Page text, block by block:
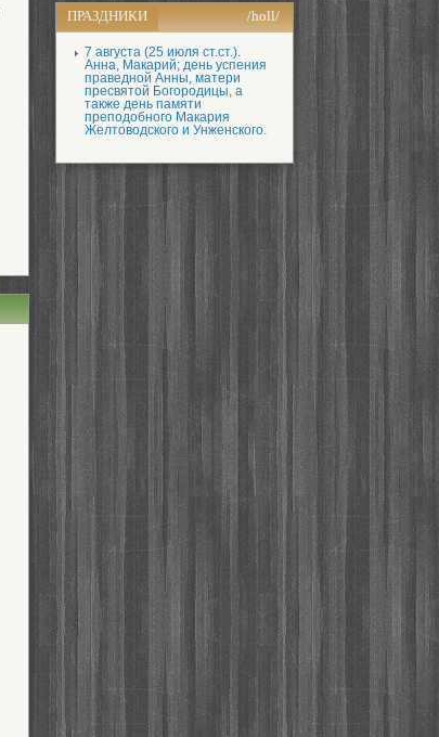
ПРАЗДНИКИ /holl/
7 августа (25 июля ст.ст.).
Анна, Макарий; день успения
праведной Анны, матери
пресвятой Богородицы, а
также день памяти
преподобного Макария
Желтоводского и Унженского.